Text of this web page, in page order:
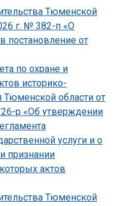
Тюменской
г. № 382-п «О
постановление от
по охране и
историко-
Тюменской области от
р «Об утверждении
услуги и о
признании
актов
Тюменской